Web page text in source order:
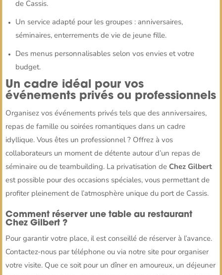
de Cassis.
Un service adapté pour les groupes : anniversaires,
séminaires, enterrements de vie de jeune fille.
Des menus personnalisables selon vos envies et votre
budget.
Un cadre idéal pour vos
événements privés ou professionnels
Organisez vos événements privés tels que des anniversaires,
repas de famille ou soirées romantiques dans un cadre
idyllique. Vous êtes un professionnel ? Offrez à vos
collaborateurs un moment de détente autour d’un repas de
séminaire ou de teambuilding. La privatisation deChez Gilbert
est possible pour des occasions spéciales, vous permettant de
profiter pleinement de l’atmosphère unique du port de Cassis.
Comment réserver une table au restaurant
Chez Gilbert ?
Pour garantir votre place, il est conseillé de réserver à l’avance.
Contactez-nous par téléphone ou via notre site pour organiser
votre visite. Que ce soit pour un dîner en amoureux, un déjeuner